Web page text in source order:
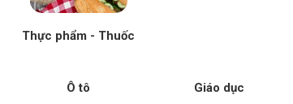
Thực phẩm - Thuốc
Ô tô Giáo dục